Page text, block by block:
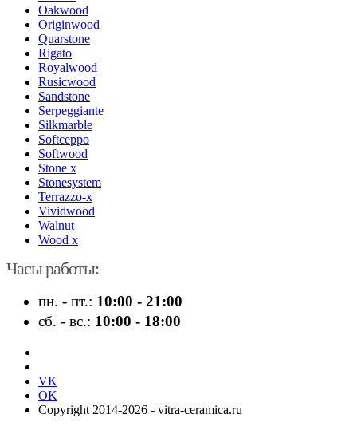
Oakwood
Originwood
Quarstone
Rigato
Royalwood
Rusicwood
Sandstone
Serpeggiante
Silkmarble
Softceppo
Softwood
Stone x
Stonesystem
Terrazzo-x
Vividwood
Walnut
Wood x
Часы работы:
пн. - пт.: 10:00 - 21:00
сб. - вс.: 10:00 - 18:00
VK
OK
Copyright 2014-2026 - vitra-ceramica.ru